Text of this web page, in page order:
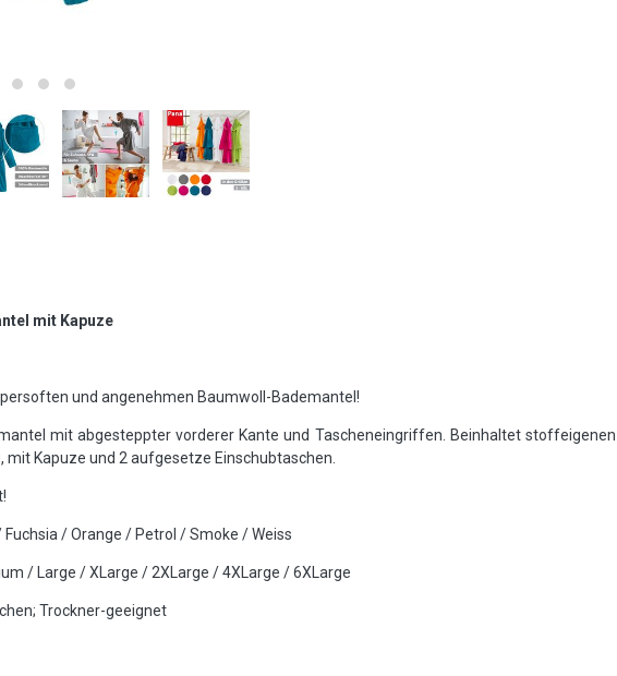
mit Kapuze
und angenehmen Baumwoll-Bademantel!
mit abgesteppter vorderer Kante und Tascheneingriffen. Beinhaltet stoffeigenen
Kapuze und 2 aufgesetze Einschubtaschen.
/ Orange / Petrol / Smoke / Weiss
/ Large / XLarge / 2XLarge / 4XLarge / 6XLarge
Trockner-geeignet